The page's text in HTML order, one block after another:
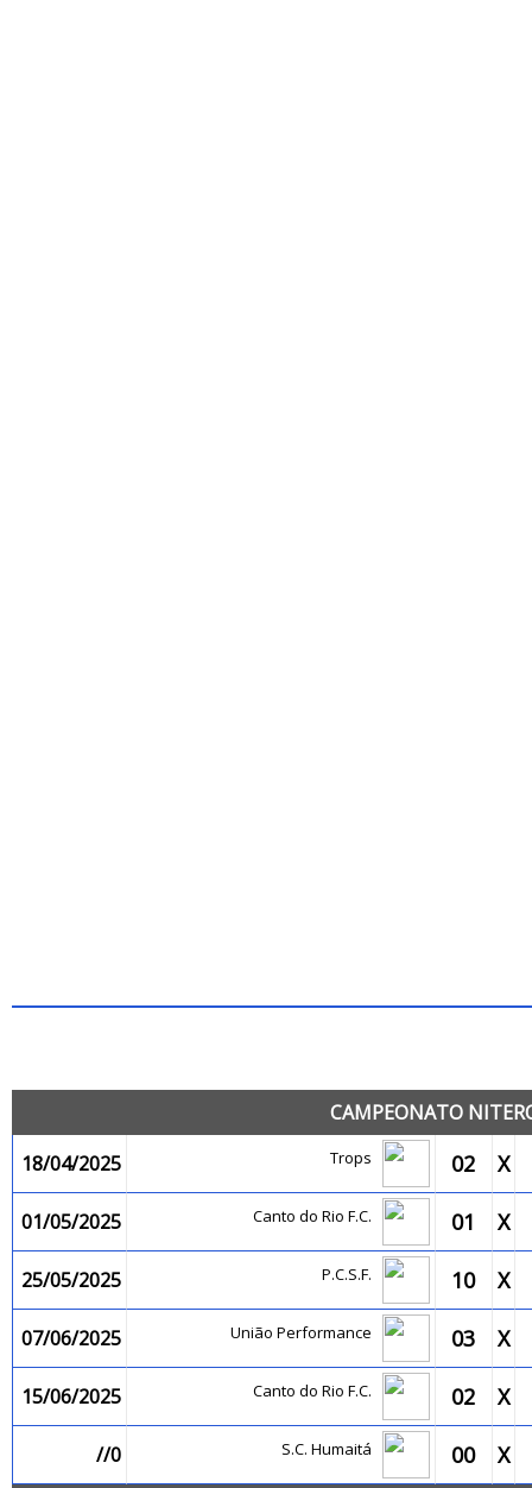
CAMPEONATO
18/04/2025
Trops 02 X
01/05/2025 Canto do Rio F.C. 01 X
25/05/2025 P.C.S.F. 10 X
07/06/2025 União Performance 03 X
15/06/2025 Canto do Rio F.C. 02 X
//0 S.C. Humaitá 00 X